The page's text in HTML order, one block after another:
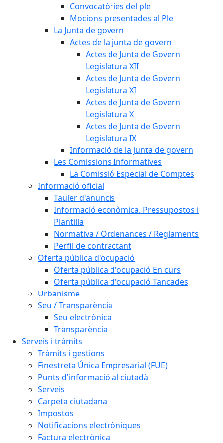
Convocatòries del ple
Mocions presentades al Ple
La Junta de govern
Actes de la junta de govern
Actes de Junta de Govern
Legislatura XII
Actes de Junta de Govern
Legislatura XI
Actes de Junta de Govern
Legislatura X
Actes de Junta de Govern
Legislatura IX
Informació de la junta de govern
Les Comissions Informatives
La Comissió Especial de Comptes
Informació oficial
Tauler d'anuncis
Informació econòmica. Pressupostos i
Plantilla
Normativa / Ordenances / Reglaments
Perfil de contractant
Oferta pública d'ocupació
Oferta pública d'ocupació En curs
Oferta pública d'ocupació Tancades
Urbanisme
Seu / Transparència
Seu electrònica
Transparència
Serveis i tràmits
Tràmits i gestions
Finestreta Única Empresarial (FUE)
Punts d'informació al ciutadà
Serveis
Carpeta ciutadana
Impostos
Notificacions electròniques
Factura electrònica